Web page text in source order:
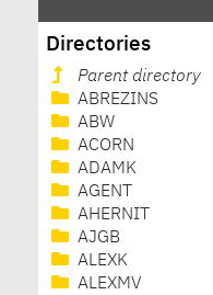
Directories
Parent directory
ABREZINS
ABW
ACORN
ADAMK
AGENT
AHERNIT
AJGB
ALEXK
ALEXMV